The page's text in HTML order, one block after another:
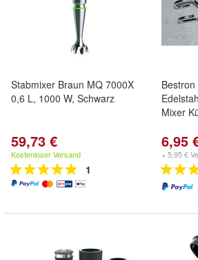
Stabmixer Braun MQ 7000X
0,6 L, 1000 W, Schwarz
59,73 €
Kostenloser Versand
1
Mixer
6,95
+ 5,95 €